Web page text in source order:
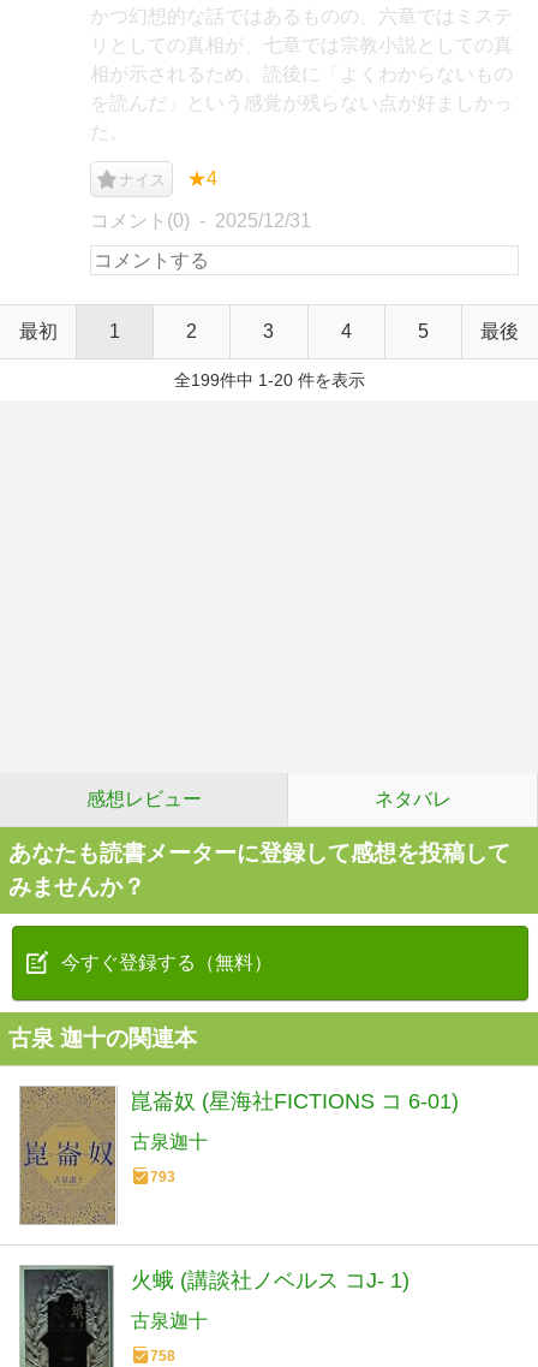
かつ幻想的な話ではあるものの、六章ではミステ
リとしての真相が、七章では宗教小説としての真
相が示されるため、読後に「よくわからないもの
を読んだ」という感覚が残らない点が好ましかっ
た。
ナイス ★4
コメント(0) 2025/12/31
最初 1 2 3 4 5 最後
全199件中 1-20 件を表示
感想レビュー ネタバレ
あなたも読書メーターに登録して感想を投稿して
みませんか？
今すぐ登録する（無料）
古泉 迦十の関連本
崑崙奴 (星海社FICTIONS コ 6-01)
古泉迦十
793
火蛾 (講談社ノベルス コJ- 1)
古泉迦十
758